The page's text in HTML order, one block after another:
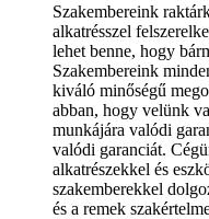
Szakembereink
alkatrésszel
lehet benne, hogy
Szakembereink
kiváló minőségű
abban, hogy velünk
munkájára valódi
valódi garanciát.
alkatrészekkel és
szakemberekkel
és a remek